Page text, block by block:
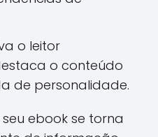
o leitor
o conteúdo
de personalidade.
ebook se torna